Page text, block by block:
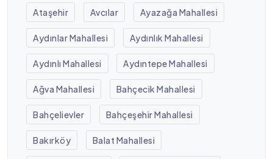
Ataşehir Avcılar Ayazağa Mahallesi
Aydınlar Mahallesi Aydınlık Mahallesi
Aydınlı Mahallesi Aydıntepe Mahallesi
Ağva Mahallesi Bahçecik Mahallesi
Bahçelievler Bahçeşehir Mahallesi
Bakırköy Balat Mahallesi